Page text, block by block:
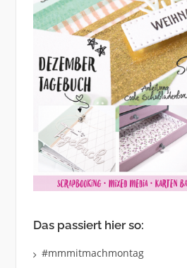
Das passiert hier so:
#mmmitmachmontag